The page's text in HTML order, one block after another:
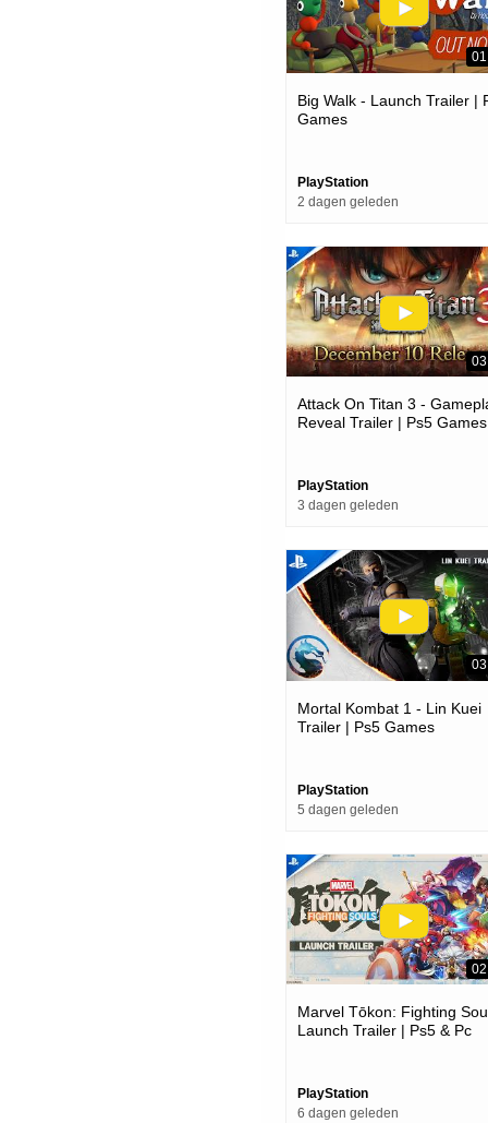
Big Walk - Launch Trailer |
Games
PlayStation
2 dagen geleden
Attack On Titan 3 -
Reveal Trailer | Ps5 Games
PlayStation
3 dagen geleden
Mortal Kombat 1 - Lin Kuei
Trailer | Ps5 Games
PlayStation
5 dagen geleden
Marvel Tōkon: Fighting
Launch Trailer | Ps5 & Pc
PlayStation
6 dagen geleden